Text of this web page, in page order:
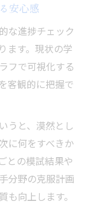
安心感
な進捗チェック
ます。現状の学
フで可視化する
客観的に把握で
うと、漠然とし
に何をすべきか
との模試結果や
分野の克服計画
向上します。